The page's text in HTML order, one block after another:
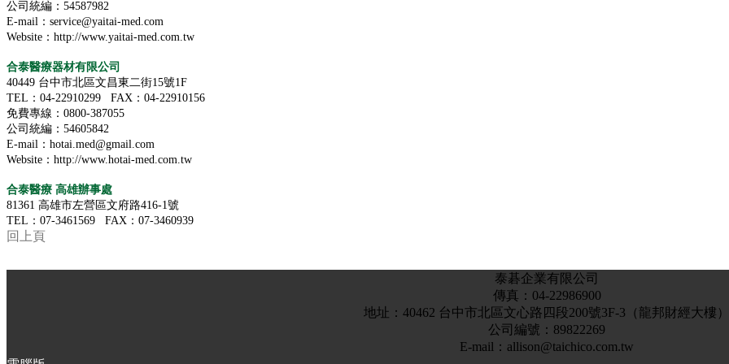
公司統編：54587982
E-mail：service@yaitai-med.com
Website：http://www.yaitai-med.com.tw
合泰醫療器材有限公司
40449 台中市北區文昌東二街15號1F
TEL：04-22910299 FAX：04-22910156
免費專線：0800-387055
公司統編：54605842
E-mail：hotai.med@gmail.com
Website：http://www.hotai-med.com.tw
合泰醫療 高雄辦事處
81361 高雄市左營區文府路416-1號
TEL：07-3461569 FAX：07-3460939
回上頁
泰碁企業有限公司
傳真：04-22986900
地址：40462 台中市北區文心路四段200號3F-3（龍邦財經大樓）
公司編號：89822269
E-mail：allison@taichico.com.tw